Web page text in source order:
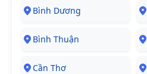
Bình Dương
Bình Thuận
Cần Thơ